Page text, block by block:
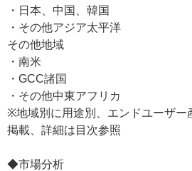
・日本、中国、韓国
・その他アジア太平洋
その他地域
・南米
・GCC諸国
・その他中東アフリカ
※地域別に用途別、エンドユーザー
掲載、詳細は目次参照
◆市場分析